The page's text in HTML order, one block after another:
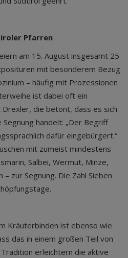
Pfarren
am 15. August insgesamt 25
mit besonderem Bezug
– häufig mit Prozessionen
ist dabei oft ein
die betont, dass es sich
handelt: „Der Begriff
dafür eingebürgert.“
mit zumeist mindestens
Salbei, Wermut, Minze,
– zur Segnung. Die Zahl Sieben
Kräuterbinden ist ebenso wie
das in einem großen Teil von
erleichtern die aktive